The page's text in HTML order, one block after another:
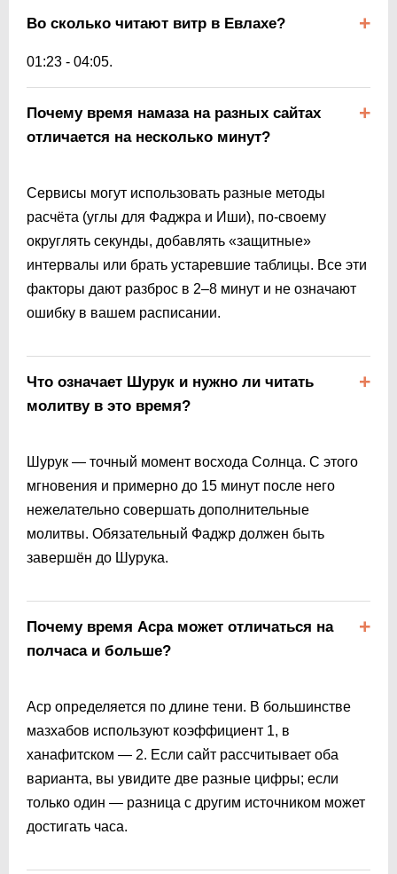
Во сколько читают витр в Евлахе?
01:23 - 04:05.
Почему время намаза на разных сайтах
отличается на несколько минут?
Сервисы могут использовать разные методы
расчёта (углы для Фаджра и Иши), по-своему
округлять секунды, добавлять «защитные»
интервалы или брать устаревшие таблицы. Все эти
факторы дают разброс в 2–8 минут и не означают
ошибку в вашем расписании.
Что означает Шурук и нужно ли читать
молитву в это время?
Шурук — точный момент восхода Солнца. С этого
мгновения и примерно до 15 минут после него
нежелательно совершать дополнительные
молитвы. Обязательный Фаджр должен быть
завершён до Шурука.
Почему время Асра может отличаться на
полчаса и больше?
Аср определяется по длине тени. В большинстве
мазхабов используют коэффициент 1, в
ханафитском — 2. Если сайт рассчитывает оба
варианта, вы увидите две разные цифры; если
только один — разница с другим источником может
достигать часа.